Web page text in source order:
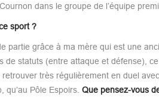
dans le groupe de l’équipe
sport ?
partie grâce à ma mère qui est une
de statuts (entre attaque et défense),
très régulièrement en duel
Pôle Espoirs. Que pensez-vous